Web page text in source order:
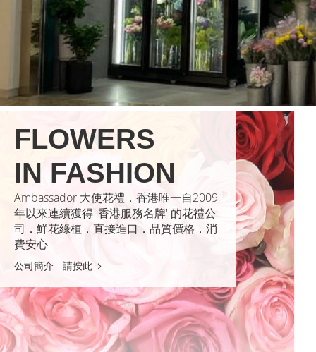
FLOWERS
IN FASHION
Ambassador 大使花禮．香港唯一自2009
年以來連續獲得 '香港服務名牌' 的花禮公
司．鮮花綠植．直接進口．品質價格．消
費安心
公司簡介 - 請按此